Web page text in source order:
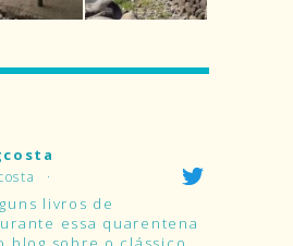
·
livros de
essa quarentena